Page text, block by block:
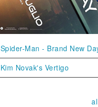
Spider-Man - Brand New
Kim Novak's Vertigo